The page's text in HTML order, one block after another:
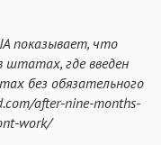
показывает, что
штатах, где введен
без обязательного
after-nine-months-
work/